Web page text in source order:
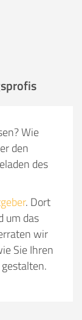
Wie
den
des
. Dort
um das
wir
Sie Ihren